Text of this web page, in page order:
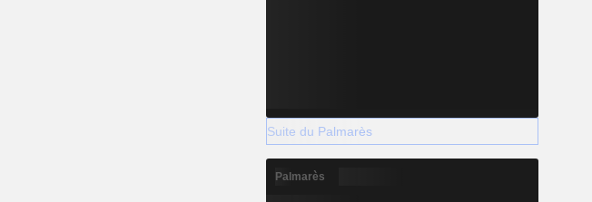
Suite du Palmarès
Palmarès